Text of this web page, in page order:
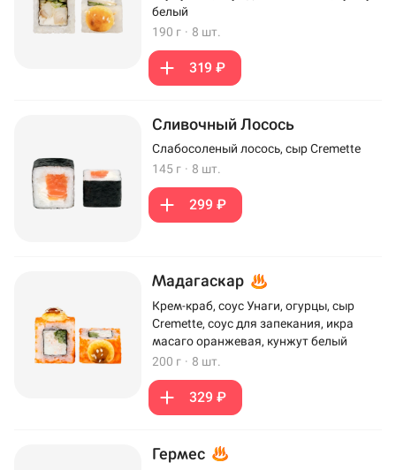
белый
190 г · 8 шт.
319 ₽
Сливочный Лосось
Слабосоленый лосось, сыр Cremette
145 г · 8 шт.
299 ₽
Мадагаскар
Крем-краб, соус Унаги, огурцы, сыр
Cremette, соус для запекания, икра
масаго оранжевая, кунжут белый
200 г · 8 шт.
329 ₽
Гермес